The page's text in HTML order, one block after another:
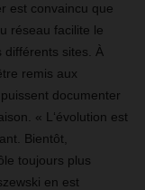
est convaincu que
réseau facilite le
différents sites. À
remis aux
documenter
« L‘évolution est
Bientôt,
toujours plus
en est